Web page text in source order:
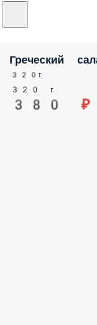
Греческий
320г.
320 г.
380 ₽